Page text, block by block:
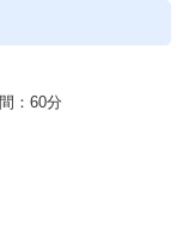
：60分